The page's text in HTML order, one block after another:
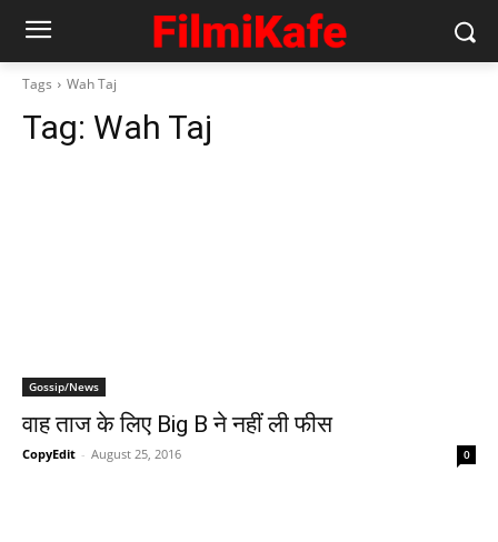
Tags Wah Taj
Tag: Wah Taj
Gossip/News
वाह ताज के लिए Big B ने नहीं ली फीस
CopyEdit - August 25, 2016 0